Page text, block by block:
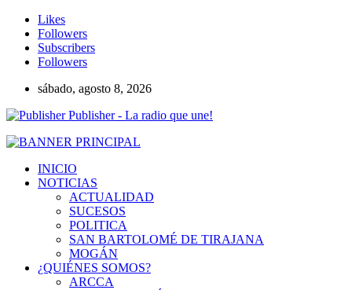
Likes
Followers
Subscribers
Followers
sábado, agosto 8, 2026
Publisher - La radio que une!
INICIO
NOTICIAS
ACTUALIDAD
SUCESOS
POLITICA
SAN BARTOLOMÉ DE TIRAJANA
MOGÁN
¿QUIÉNES SOMOS?
ARCCA